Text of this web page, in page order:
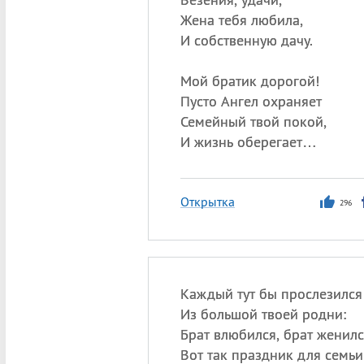
Жена тебя любила,
И собственную дачу.
Мой братик дорогой!
Пусто Ангел охраняет
Семейный твой покой,
И жизнь оберегает…
Открытка 296
Каждый тут бы прослезился
Из большой твоей родни:
Брат влюбился, брат
Вот так праздник для